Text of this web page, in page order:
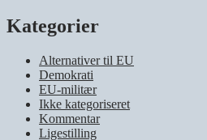
Kategorier
Alternativer til EU
Demokrati
EU-militær
Ikke kategoriseret
Kommentar
Ligestilling